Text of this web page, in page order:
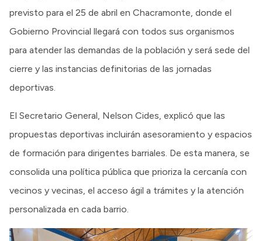
previsto para el 25 de abril en Chacramonte, donde el
Gobierno Provincial llegará con todos sus organismos
para atender las demandas de la población y será sede del
cierre y las instancias definitorias de las jornadas
deportivas.
El Secretario General, Nelson Cides, explicó que las
propuestas deportivas incluirán asesoramiento y espacios
de formación para dirigentes barriales. De esta manera, se
consolida una política pública que prioriza la cercanía con
vecinos y vecinas, el acceso ágil a trámites y la atención
personalizada en cada barrio.